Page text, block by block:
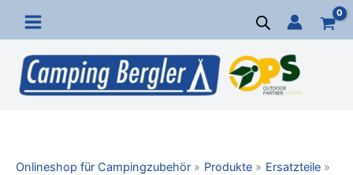
Inhalt
springen
Onlineshop für Campingzubehör Produkte
Ersatzteile